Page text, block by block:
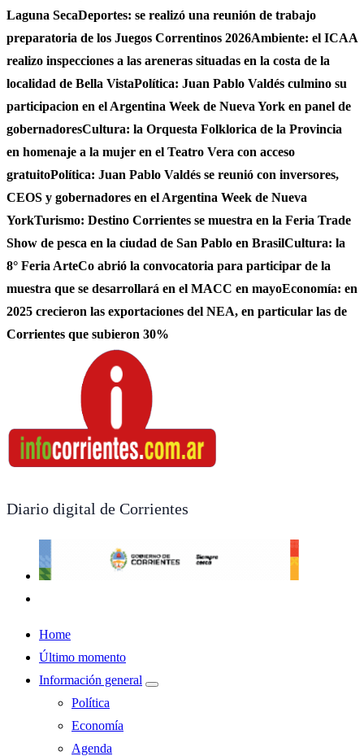
Laguna SecaDeportes: se realizó una reunión de trabajo
preparatoria de los Juegos Correntinos 2026Ambiente: el ICAA
realizo inspecciones a las areneras situadas en la costa de la
localidad de Bella VistaPolítica: Juan Pablo Valdés culmino su
participacion en el Argentina Week de Nueva York en panel de
gobernadoresCultura: la Orquesta Folklorica de la Provincia
en homenaje a la mujer en el Teatro Vera con acceso
gratuitoPolítica: Juan Pablo Valdés se reunió con inversores,
CEOS y gobernadores en el Argentina Week de Nueva
YorkTurismo: Destino Corrientes se muestra en la Feria Trade
Show de pesca en la ciudad de San Pablo en BrasilCultura: la
8° Feria ArteCo abrió la convocatoria para participar de la
muestra que se desarrollará en el MACC en mayoEconomía: en
2025 crecieron las exportaciones del NEA, en particular las de
Corrientes que subieron 30%
Diario digital de Corrientes
Home
Último momento
Información general
Política
Economía
Agenda